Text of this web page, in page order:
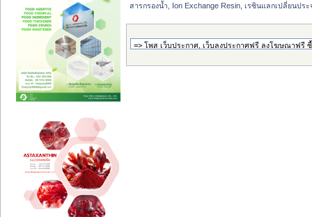
สารกรองน้ำ, Ion Exchange Resin, เรซินแลกเปลี่ยนประ